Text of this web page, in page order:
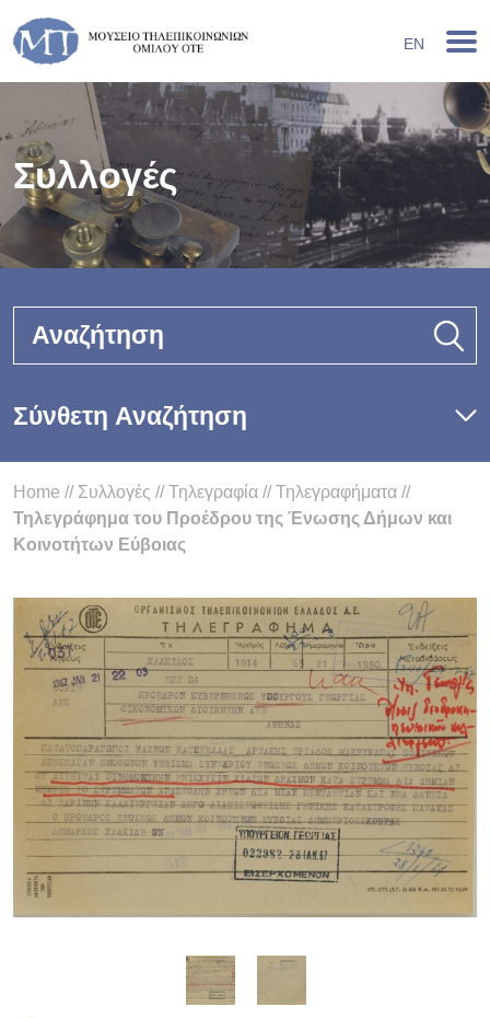
EN
Συλλογές
Αναζήτηση
Σύνθετη Αναζήτηση
Home // Συλλογές //Τηλεγραφία //Τηλεγραφήματα //
Τηλεγράφημα του Προέδρου της Ένωσης Δήμων και
Κοινοτήτων Εύβοιας